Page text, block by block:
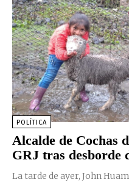
POLÍTICA
Alcalde de Cochas
GRJ tras desborde
La tarde de ayer, John